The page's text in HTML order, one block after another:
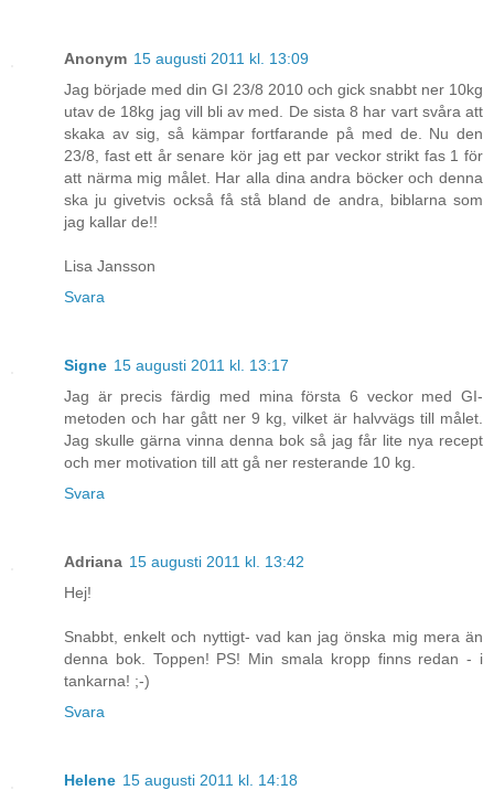
Anonym 15 augusti 2011 kl. 13:09
Jag började med din GI 23/8 2010 och gick snabbt ner 10kg
utav de 18kg jag vill bli av med. De sista 8 har vart svåra att
skaka av sig, så kämpar fortfarande på med de. Nu den
23/8, fast ett år senare kör jag ett par veckor strikt fas 1 för
att närma mig målet. Har alla dina andra böcker och denna
ska ju givetvis också få stå bland de andra, biblarna som
jag kallar de!!
Lisa Jansson
Svara
Signe 15 augusti 2011 kl. 13:17
Jag är precis färdig med mina första 6 veckor med GI-
metoden och har gått ner 9 kg, vilket är halvvägs till målet.
Jag skulle gärna vinna denna bok så jag får lite nya recept
och mer motivation till att gå ner resterande 10 kg.
Svara
Adriana 15 augusti 2011 kl. 13:42
Hej!
Snabbt, enkelt och nyttigt- vad kan jag önska mig mera än
denna bok. Toppen! PS! Min smala kropp finns redan - i
tankarna! ;-)
Svara
Helene 15 augusti 2011 kl. 14:18